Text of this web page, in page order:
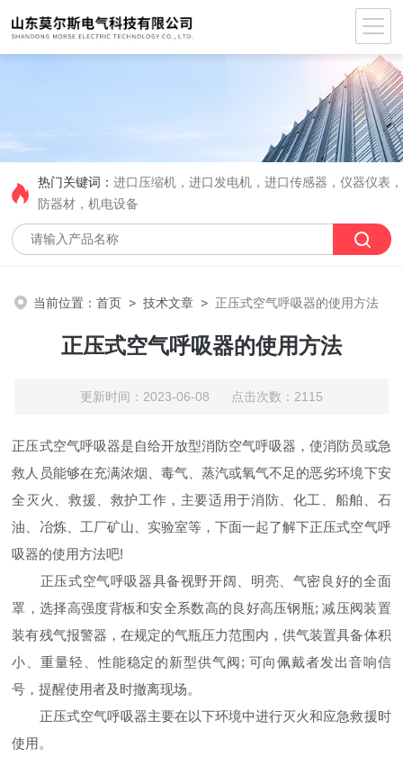
热门关键词：进口压缩机，进口发电机，进口传感器，仪器仪表
防器材，机电设备
当前位置：首页 >技术文章 > 正压式空气呼吸器的使用方法
正压式空气呼吸器的使用方法
更新时间：2023-06-08 点击次数：2115
正压式空气呼吸器是自给开放型消防空气呼吸器，使消防员或急
救人员能够在充满浓烟、毒气、蒸汽或氧气不足的恶劣环境下安
全灭火、救援、救护工作，主要适用于消防、化工、船舶、石
油、冶炼、工厂矿山、实验室等，下面一起了解下正压式空气呼
吸器的使用方法吧!
正压式空气呼吸器具备视野开阔、明亮、气密良好的全面
罩，选择高强度背板和安全系数高的良好高压钢瓶; 减压阀装置
装有残气报警器，在规定的气瓶压力范围内，供气装置具备体积
小、重量轻、性能稳定的新型供气阀; 可向佩戴者发出音响信
号，提醒使用者及时撤离现场。
正压式空气呼吸器主要在以下环境中进行灭火和应急救援时
使用。